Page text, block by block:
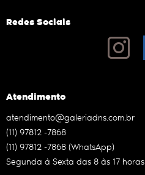
Redes Sociais
Atendimento
(11) 97812 -7868
(11) 97812 -7868 (WhatsApp)
Segunda à Sexta das 8 às 17 horas
atendimento@galeriadns.com.br